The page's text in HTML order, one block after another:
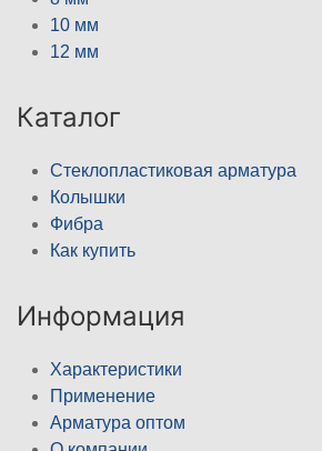
10 мм
12 мм
Каталог
Стеклопластиковая арматура
Колышки
Фибра
Как купить
Информация
Характеристики
Применение
Арматура оптом